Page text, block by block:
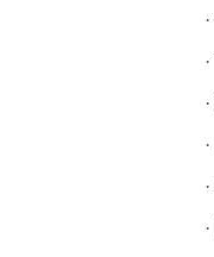
·
·
·
·
·
·